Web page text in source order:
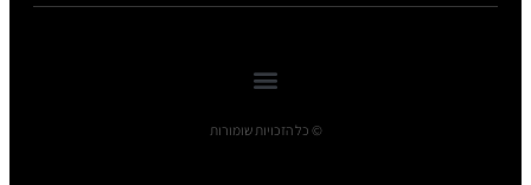
© כל הזכויות שומורות